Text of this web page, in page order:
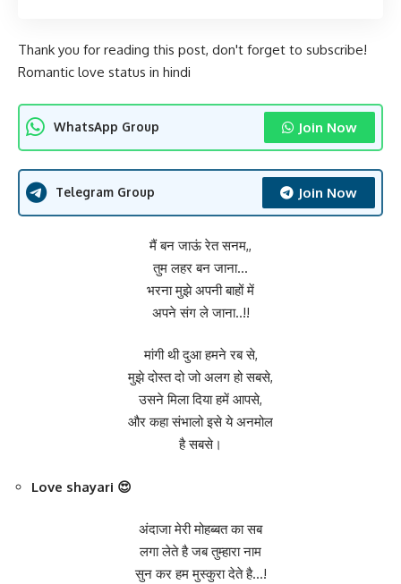
Thank you for reading this post, don't forget to subscribe!
Romantic love status in hindi
WhatsApp Group Join Now
Telegram Group Join Now
मैं बन जाऊं रेत सनम,,
तुम लहर बन जाना…
भरना मुझे अपनी बाहों में
अपने संग ले जाना..!!
मांगी थी दुआ हमने रब से,
मुझे दोस्त दो जो अलग हो सबसे,
उसने मिला दिया हमें आपसे,
और कहा संभालो इसे ये अनमोल
है सबसे।
Love shayari 😍
अंदाजा मेरी मोहब्बत का सब
लगा लेते है जब तुम्हारा नाम
सुन कर हम मुस्कुरा देते है…!